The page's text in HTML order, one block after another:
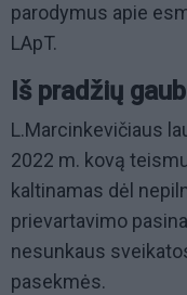
parodymus apie
LApT.
Iš pradžių
L.Marcinkevičiaus
2022 m. kovą
kaltinamas dėl
prievartavimo
nesunkaus
pasekmės.